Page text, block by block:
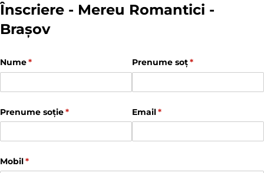
Înscriere - Mereu Romantici -
Brașov
Nume*
(required) Prenume soț*
(required)
Prenume soție*
(required) Email*
(required)
Mobil*
(required)